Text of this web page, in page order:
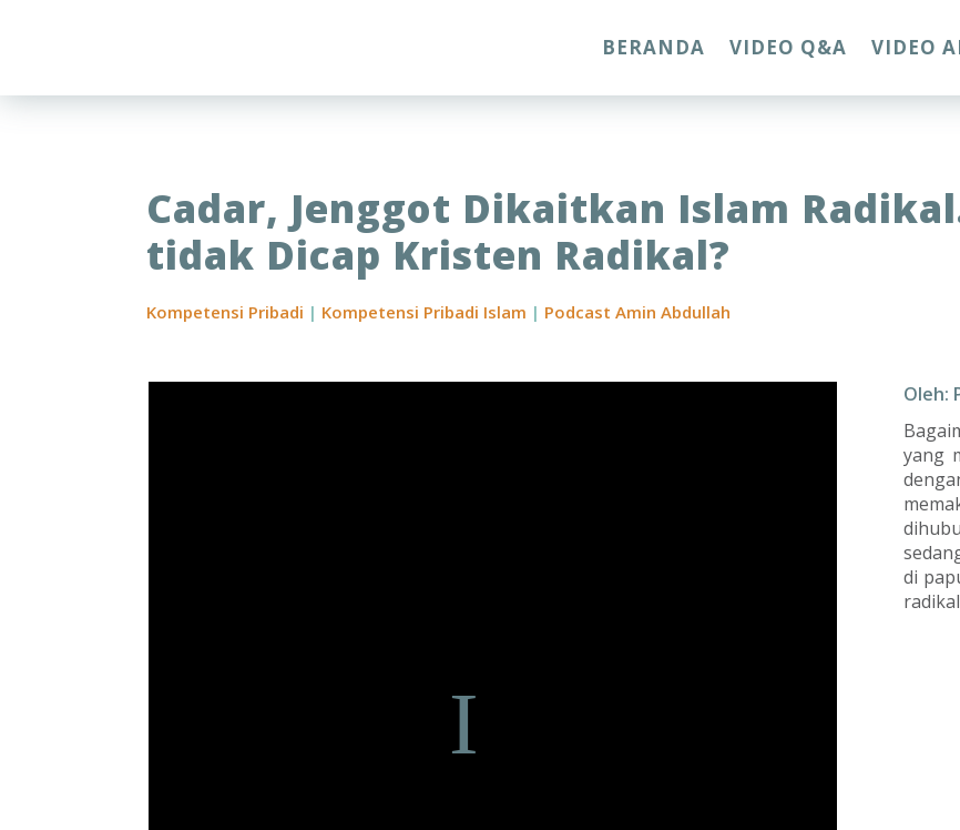
BERANDA VIDEO Q&A VIDEO
Cadar, Jenggot Dikaitkan Islam
tidak Dicap Kristen Radikal?
Kompetensi Pribadi | Kompetensi Pribadi Islam | Podcast Amin Abdullah
Oleh:
yang
di